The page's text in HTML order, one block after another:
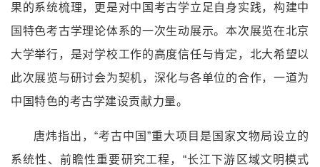
果的系统梳理，更是对中国考古学立足自身实践，构建中
国特色考古学理论体系的一次生动展示。本次展览在北京
大学举行，是对学校工作的高度信任与肯定，北大希望以
此次展览与研讨会为契机，深化与各单位的合作，一道为
中国特色的考古学建设贡献力量。
唐炜指出，“考古中国”重大项目是国家文物局设立的
系统性、前瞻性重要研究工程，“长江下游区域文明模式